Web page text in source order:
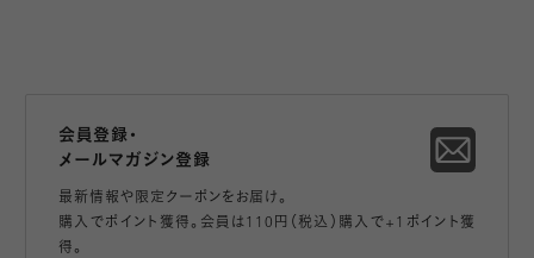
会員登録・
メールマガジン登録
最新情報や限定クーポンをお届け。
購入でポイント獲得。会員は110円（税込）購入で+1ポイント獲
得。